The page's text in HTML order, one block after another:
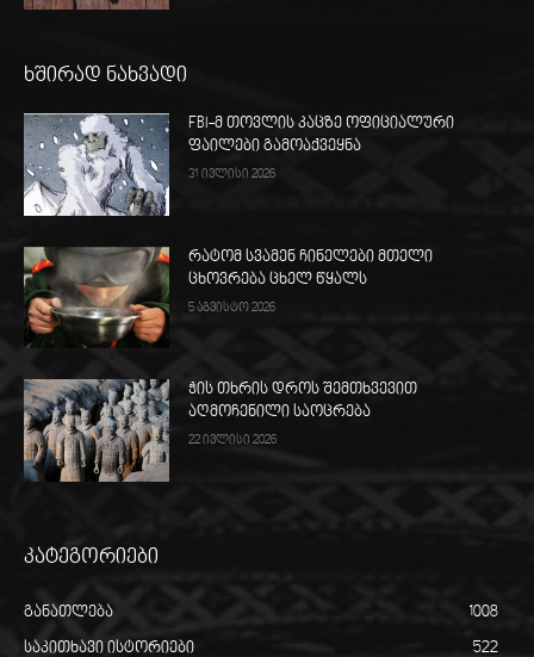
ხშირად ნახვადი
FBI-მ თოვლის კაცზე ოფიციალური
ფაილები გამოაქვეყნა
31 ივლისი 2026
რატომ სვამენ ჩინელები მთელი
ცხოვრება ცხელ წყალს
5 აგვისტო 2026
ჭის თხრის დროს შემთხვევით
აღმოჩენილი საოცრება
22 ივლისი 2026
კატეგორიები
განათლება 1008
საკითხავი ისტორიები 522